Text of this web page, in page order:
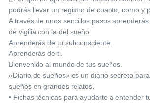
podrás llevar un registro de cuanto, como y
A través de unos sencillos pasos
de vigilia con la del sueño.
Aprenderás de tu subconsciente.
Aprenderás de ti.
Bienvenido al mundo de tus sueños.
«Diario de sueños» es un diario secreto
sueños en grandes relatos.
• Fichas técnicas para ayudarte a entender